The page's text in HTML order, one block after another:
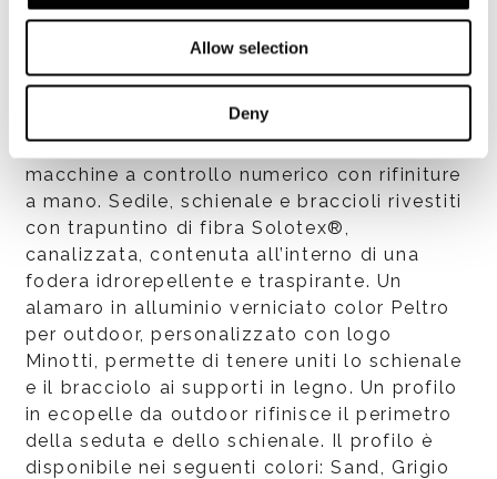
Allow selection
Deny
raggi UV e agli agenti atmosferici, con un
livello di brillantezza di 35 gloss;
- massello di teak (Tectona Grandis – First
European Quality), finitura naturale. Il legno
viene stabilizzato in forni di essicazione, la
lavorazione del legno viene eseguita su
macchine a controllo numerico con rifiniture
a mano. Sedile, schienale e braccioli rivestiti
con trapuntino di fibra Solotex®,
canalizzata, contenuta all’interno di una
fodera idrorepellente e traspirante. Un
alamaro in alluminio verniciato color Peltro
per outdoor, personalizzato con logo
Minotti, permette di tenere uniti lo schienale
e il bracciolo ai supporti in legno. Un profilo
in ecopelle da outdoor rifinisce il perimetro
della seduta e dello schienale. Il profilo è
disponibile nei seguenti colori: Sand, Grigio